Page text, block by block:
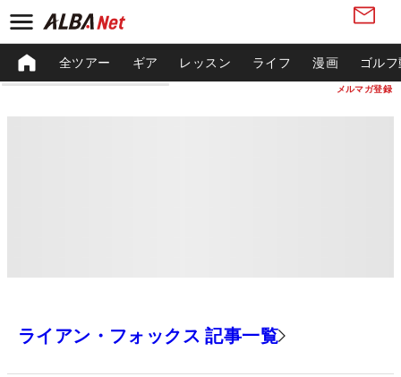
メルマガ登録
全ツアー ギア レッスン ライフ 漫画 ゴル
ライアン・フォックス 記事一覧